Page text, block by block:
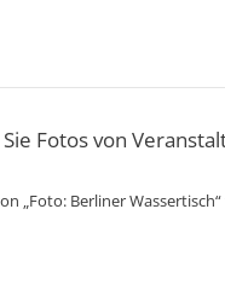
Fotos von
„Foto: Berliner